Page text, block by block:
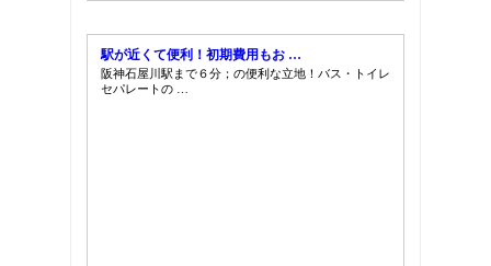
駅が近くて便利！初期費用もお …
阪神石屋川駅まで６分；の便利な立地！バス・トイレ
セパレートの …